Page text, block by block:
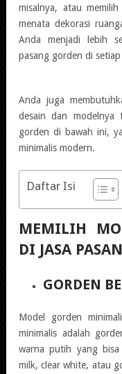
misalnya, atau
menata dekorasi
Anda menjadi lebih
pasang gorden di
Anda juga
desain dan modelnya
gorden di bawah ini,
minimalis modern.
Daftar Isi
MEMILIH
DI JASA
GORDEN
Model gorden
minimalis adalah
warna putih yang
milk, clear white, atau